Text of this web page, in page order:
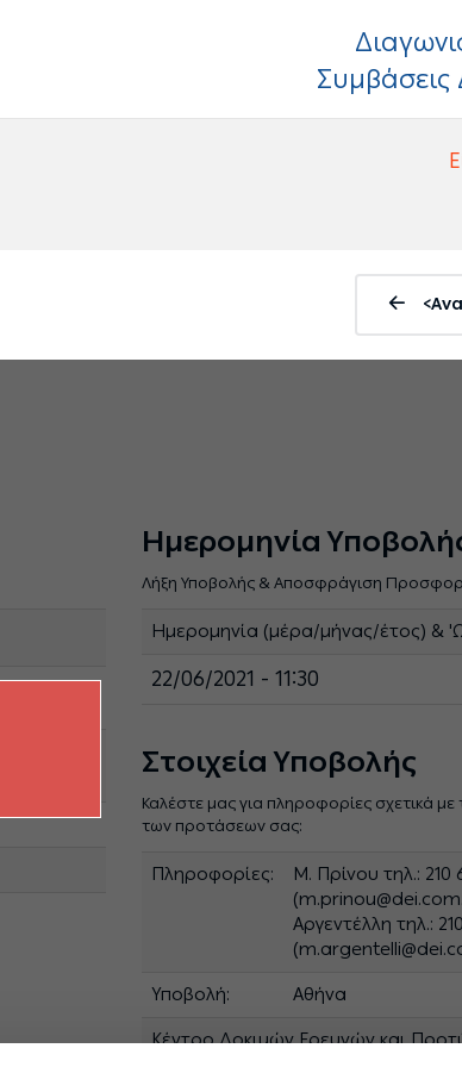
Συμβάσεις
Ημερομηνία
Λήξη Υποβολής & Αποσφράγιση
Ημερομηνία (μέρα/μήνας/έτος) &
22/06/2021 - 11:30
Στοιχεία Υποβολής
Καλέστε μας για πληροφορίες σχετικά
των προτάσεων σας:
Πληροφορίες:
Μ. Πρίνου τηλ.: 210
Αργεντέλλη τηλ.:
Υποβολή: Αθήνα
Κέντρο Δοκιμών Ερευνών και